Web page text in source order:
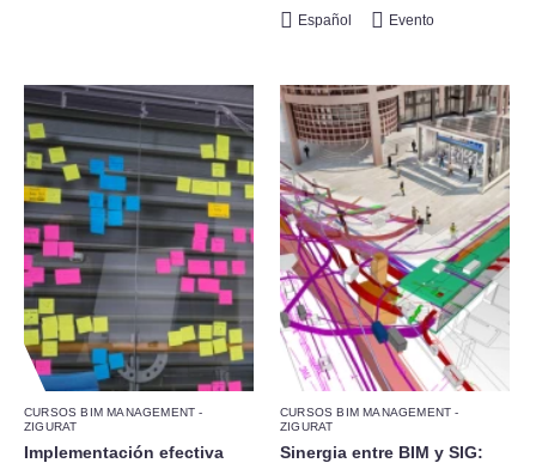
Español Evento
CURSOS BIM MANAGEMENT -
ZIGURAT
Implementación efectiva
CURSOS BIM MANAGEMENT -
ZIGURAT
Sinergia entre BIM y SIG: